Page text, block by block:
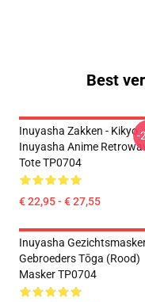
Best
Inuyasha Zakken - Kikyo
Inuyasha Anime
Tote TP0704
€ 22,95 - € 27,55
-
Inuyasha
Gebroeders Tōga (rood)
Masker TP0704